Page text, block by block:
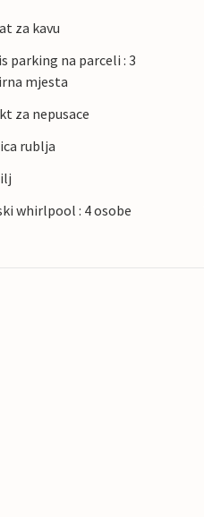
za kavu
parking na parceli : 3
mjesta
za nepusace
rublja
whirlpool : 4 osobe